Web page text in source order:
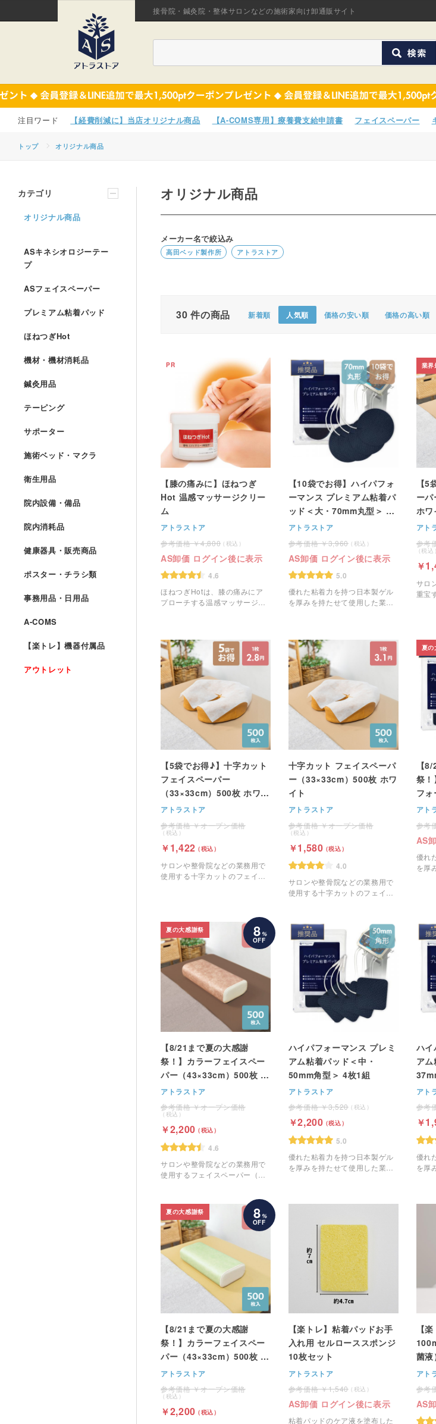
接骨院・鍼灸院・整体サロンなどの施術家向け卸通販サイト
【経費削減に】当店オリジナル商品 【A-COMS専用】療養費支給申請書 フェイスペーパー
トップ オリジナル商品
オリジナル商品
メーカー名で絞込み
高田ベッド製作所 アトラストア
30 件の商品 新着順 人気順 価格の安い順 価格の高い順
【膝の痛みに】ほねつぎ
Hot 温感マッサージクリー
ム
アトラストア
4,800
AS卸価 ログイン後に表示
4.6
ほねつぎHotは、膝の痛みにア
プローチする温感マッサージク
【10袋でお得】ハイパフォ
ーマンス プレミアム粘着パ
ッド＜大・70mm丸型＞ 4
枚1組
アトラストア
3,960
AS卸価 ログイン後に表示
5.0
優れた粘着力を持つ日本製ゲル
を厚みを持たせて使用した業務
【
ー
ホワ
アト
サロ
重宝
業界
【5袋でお得♪】十字カット
フェイスペーパー
（33×33cm）500枚 ホワイ
ト
アトラストア
オープン価格
1,422
サロンや整骨院などの業務用で
使用する十字カットのフェイス
十字カット フェイスペーパ
ー（33×33cm）500枚 ホワ
イト
アトラストア
オープン価格
1,580
4.0
サロンや整骨院などの業務用で
使用する十字カットのフェイス
【
祭
フ
着パ
＞ 4
アト
AS
優れ
を厚
夏の
【8/21まで夏の大感謝
祭！】カラーフェイスペー
パー（43×33cm）500枚 ブ
ラウン
アトラストア
オープン価格
2,200
4.6
サロンや整骨院などの業務用で
使用するフェイスペーパー（ピ
夏の大感謝祭 8 %
OFF
ハイパフォーマンス プレミ
アム粘着パッド＜中・
50mm角型＞ 4枚1組
アトラストア
3,520
2,200
5.0
優れた粘着力を持つ日本製ゲル
を厚みを持たせて使用した業務
ハイ
アム
アト
優れ
を厚
【8/21まで夏の大感謝
祭！】カラーフェイスペー
パー（43×33cm）500枚 マ
スカット
アトラストア
オープン価格
2,200
夏の大感謝祭 8 %
OFF
【楽トレ】粘着パッドお手
入れ用 セルローススポンジ
10枚セット
アトラストア
1,540
AS卸価 ログイン後に表示
粘着パッドのケア液を塗布した
【
菌
アト
AS
カテゴリ
オリジナル商品
ASキネシオロジーテー
プ
ASフェイスペーパー
プレミアム粘着パッド
ほねつぎHot
機材・機材消耗品
鍼灸用品
テーピング
サポーター
施術ベッド・マクラ
衛生用品
院内設備・備品
院内消耗品
健康器具・販売商品
ポスター・チラシ類
事務用品・日用品
A-COMS
【楽トレ】機器付属品
アウトレット